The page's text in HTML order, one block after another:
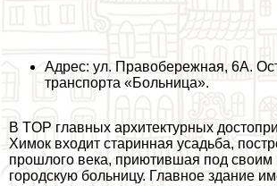
Адрес: ул. Правобережная, 6А.
трaнcпорта «Больница».
В TOP главных архитектурных
Химок входит старинная усадьба,
прошлого века, приютившая под
городскую больницу. Главное здание